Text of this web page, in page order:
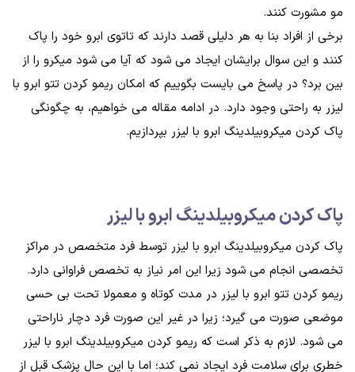
مو مشورت کنند.
برخی از افراد بنا به هر دلیلی قصد دارند که تاتوی ابرو خود را پاک
کنند و این سوال برایشان ایجاد می شود که آیا می شود میکرو را از
بین برد؟ در پاسخ می بایست بگوییم که امکان ریمو کردن تتو ابرو با
لیزر به راحتی وجود دارد. در ادامه مقاله می خواهیم، به چگونگی
پاک کردن میکروبیلدینگ ابرو با لیزر بپردازیم.
پاک کردن میکروبیلدینگ ابرو با لیزر
پاک کردن میکروبیلدینگ ابرو با لیزر توسط فرد متخصص در مراکز
تخصصی انجام می شود زیرا این امر نیاز به تخصص فراوانی دارد.
ریمو کردن تتو ابرو با لیزر در مدت کوتاه و معمولا تحت بی حسی
موضعی صورت می گیرد؛ زیرا در غیر این صورت فرد دچار ناراحتی
می شود. لازم به ذکر است که ریمو کردن میکروبیلدینگ ابرو با لیزر
خطری برای سلامت فرد ایجاد نمی کند؛ اما با این حال پزشک قبل از